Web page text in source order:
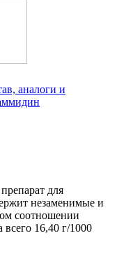
аналоги и
для
незаменимые и
соотношении
всего 16,40 г/1000